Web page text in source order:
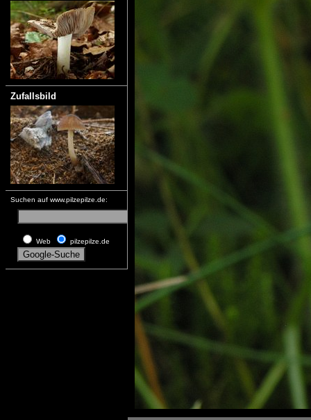
Zufallsbild
Suchen auf www.pilzepilze.de:
Web pilzepilze.de